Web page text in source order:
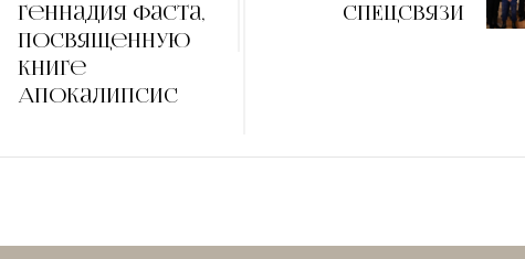
Геннадия Фаста,
посвященную
книге
Апокалипсис
СПЕЦСВЯЗИ